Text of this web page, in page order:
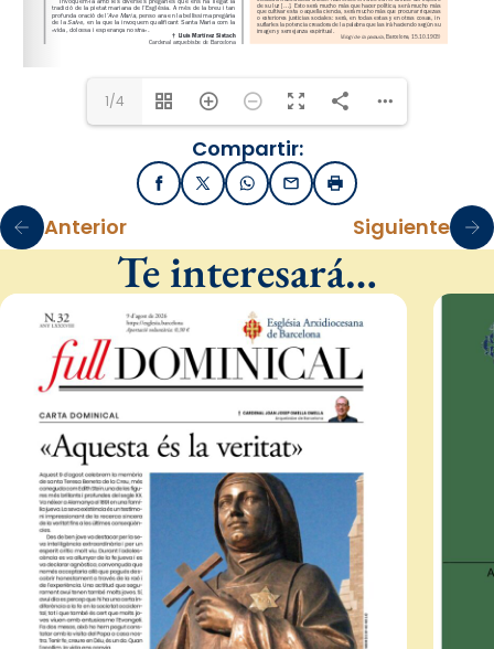
1/4
Compartir:
FacebookX / TwitterWhatsApp
EmailImprimir
Anterior Siguiente
Te interesará…